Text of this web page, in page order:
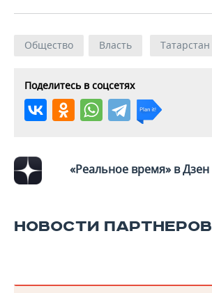
Общество Власть Татарстан
Поделитесь в соцсетях
«Реальное время» в Дзен
НОВОСТИ ПАРТНЕРОВ